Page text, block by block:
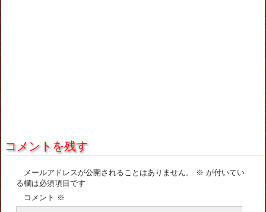
コメントを残す
メールアドレスが公開されることはありません。 ※ が付いてい
る欄は必須項目です
コメント ※